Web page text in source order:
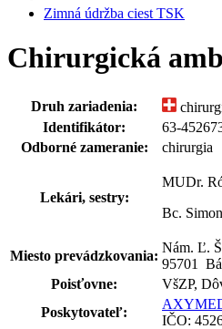
Zimná údržba ciest TSK
Chirurgická
Druh zariadenia:
Identifikátor:
63-
Odborné zameranie:
chirurgia
Lekári, sestry:
MUDr.
Bc.
Miesto prevádzkovania:
Nám. Ľ.
95701
Poisťovne:
VšZP,
Poskytovateľ:
IČO: